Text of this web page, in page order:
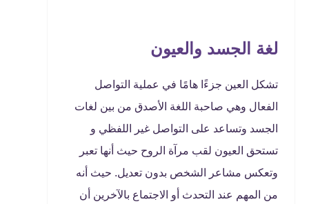
لغة الجسد والعيون
تشكل العين جزءًا هامًا في عملية التواصل
الفعال وهي صاحبة اللغة الأصدق من بين لغات
الجسد وتساعد على التواصل غير اللفظي و
تستحق العيون لقب مرآة الروح حيث أنها تعبر
وتعكس مشاعر الشخص بدون تعديل. حيث أنه
من المهم عند التحدث أو الاجتماع بالآخرين أن